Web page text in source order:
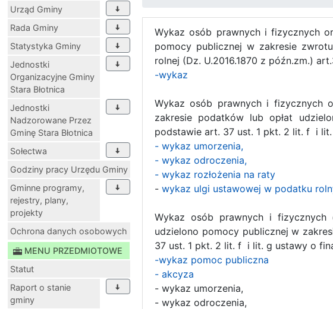
Urząd Gminy
Rada Gminy
Statystyka Gminy
Jednostki
Organizacyjne Gminy
Stara Błotnica
Jednostki
Nadzorowane Przez
Gminę Stara Błotnica
Sołectwa
Godziny pracy Urzędu Gminy
Gminne programy,
rejestry, plany,
projekty
Ochrona danych osobowych
MENU PRZEDMIOTOWE
Statut
Raport o stanie
gminy
Wykaz osób prawnych i fizycznych
pomocy publicznej w zakresie
rolnej (Dz. U.2016.1870 z późn.zm.)
-wykaz
Wykaz osób prawnych i fizycznych
zakresie podatków lub opłat
podstawie art. 37 ust. 1 pkt. 2 lit. f i lit.
- wykaz umorzenia,
- wykaz odroczenia,
- wykaz rozłożenia na raty
- wykaz ulgi ustawowej w podatku
Wykaz osób prawnych i fizycznych
udzielono pomocy publicznej w
37 ust. 1 pkt. 2 lit. f i lit. g ustawy o
-wykaz pomoc publiczna
- akcyza
- wykaz umorzenia,
- wykaz odroczenia,